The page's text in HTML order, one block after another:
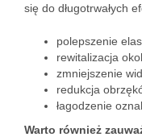
się do długotrwałych
polepszenie
rewitalizacja
zmniejszenie
redukcja
łagodzenie
Warto również